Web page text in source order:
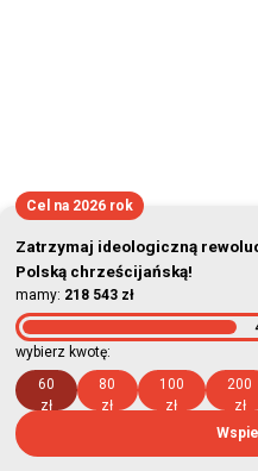
Cel na 2026 rok
Zatrzymaj ideologiczną
Polską chrześcijańską!
mamy: 218 543 zł
wybierz kwotę:
60
zł
80
zł
100
zł
200
zł